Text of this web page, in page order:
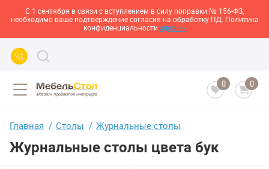
С 1 сентября в связи с вступлением в силу поправки № 156-ФЗ,
необходимо ваше подтверждение согласия на обработку ПД. Политика
конфиденциальности здесь>>
0 0
Главная Столы Журнальные столы
Журнальные столы цвета бук